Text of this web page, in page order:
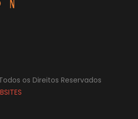
os Direitos Reservados